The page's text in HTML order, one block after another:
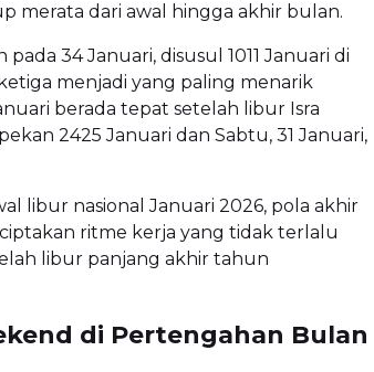
merata dari awal hingga akhir bulan.
34 Januari, disusul 1011 Januari di
menjadi yang paling menarik
berada tepat setelah libur Isra
2425 Januari dan Sabtu, 31 Januari,
libur nasional Januari 2026, pola akhir
ritme kerja yang tidak terlalu
libur panjang akhir tahun
di Pertengahan Bulan